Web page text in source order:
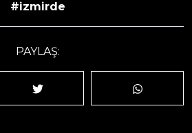
#izmirde
PAYLAŞ: